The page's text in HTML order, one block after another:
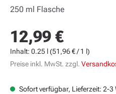
250 ml Flasche
Regulärer Preis:
12,99 €
Inhalt: 0.25 l(51,96 € / 1 l)
Preise inkl. MwSt. zzgl.
Sofort verfügbar, Lieferzeit: 2-3